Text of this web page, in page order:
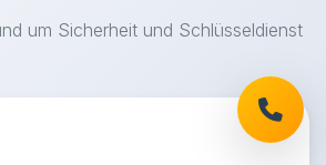
um Sicherheit und Schlüsseldienst